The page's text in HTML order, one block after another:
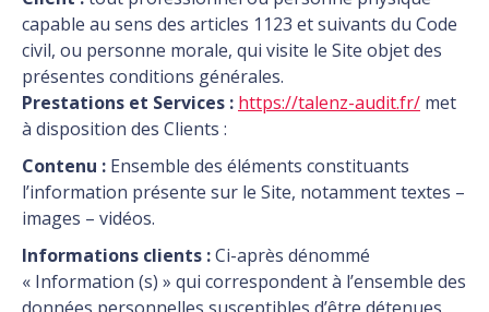
capable au sens des articles 1123 et suivants du Code
civil, ou personne morale, qui visite le Site objet des
présentes conditions générales.
Prestations et Services : https://talenz-audit.fr/ met
à disposition des Clients :
Contenu : Ensemble des éléments constituants
l’information présente sur le Site, notamment textes –
images – vidéos.
Informations clients :Ci-après dénommé
« Information (s) » qui correspondent à l’ensemble des